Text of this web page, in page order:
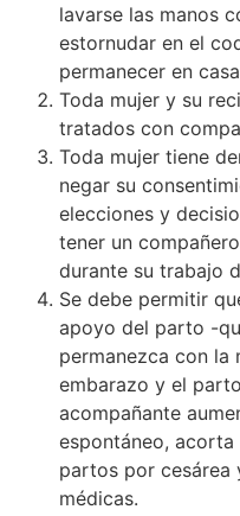
lavarse las manos
estornudar en el
permanecer en
Toda mujer y su
tratados con
Toda mujer tiene
negar su
elecciones y
tener un
durante su trabajo
Se debe permitir
apoyo del parto -
permanezca con la
embarazo y el
acompañante
espontáneo,
partos por cesárea
médicas.